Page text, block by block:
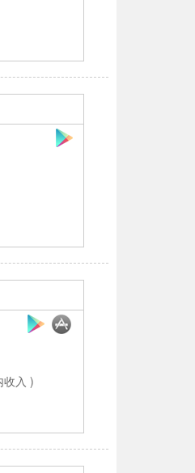
收入 )